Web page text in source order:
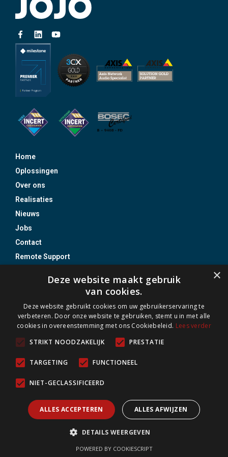
Home
Oplossingen
Over ons
Realisaties
Nieuws
Jobs
Contact
Remote Support
Industrieweg-Noord 1199
3660 Oudsbergen (Opglabbeek)
+32 89 85 86 87
info@jojo.be
B.Z. nr. 20 0031 14
Incert Nr. B- 1513
camerasystemen.
Incert certificaten uitgereikt door J. Bergoens nv blijven
-
×
Deze website maakt gebruik
van cookies.
Deze website gebruikt cookies om uw gebruikerservaring te
verbeteren. Door onze website te gebruiken, stemt u in met alle
cookies in overeenstemming met ons Cookiebeleid. Lees verder
STRIKT NOODZAKELIJK
PRESTATIE
TARGETING FUNCTIONEEL
NIET-GECLASSIFICEERD
ALLES ACCEPTEREN ALLES AFWIJZEN
DETAILS WEERGEVEN
POWERED BY COOKIESCRIPT